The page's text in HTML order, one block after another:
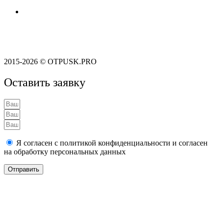
2015-2026 © OTPUSK.PRO
Оставить заявку
Я согласен с политикой конфиденциальности и согласен
на обработку персональных данных
Отправить